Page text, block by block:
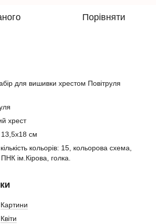
Порівняти
для вишивки хрестом Повітруля
хрест
13,5х18 см
кількість кольорів: 15, кольорова схема,
ім.Кірова, голка.
Картини
Квіти